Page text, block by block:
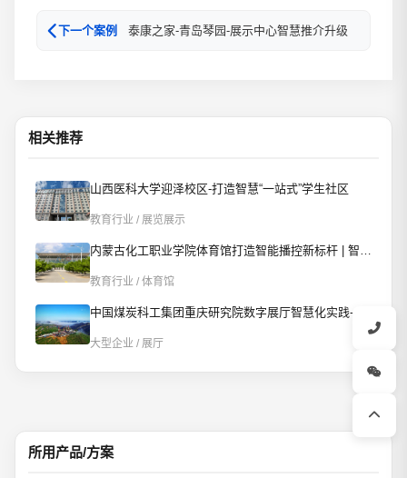
泰康之家-青岛琴园-展示中心智慧推介升级
下一个案例
相关推荐
山西医科大学迎泽校区-打造智慧“一站式”学生社区
教育行业 / 展览展示
内蒙古化工职业学院体育馆打造智能播控新标杆 | 智慧赋能校园文体新场景
教育行业 / 体育馆
大型企业 / 展厅
所用产品/方案